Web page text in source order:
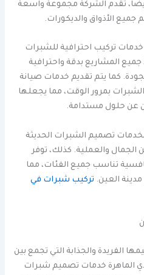
تقدم الشركة مجموعة واسعة
جميع الأذواق والديكورات.
خدمات تركيب احترافية للشبرات
المشاريع بدقة واحترافية
كما يتم تقديم خدمات صيانة
بمرور الوقت، مما يجعلها
عن حلول مستدامة.
لخدمات تصميم الشبرات الحديثة
والعملية. كذلك، توفر
تناسب جميع الفئات، مما
العين. تركيب شبرات في
الفريدة والجذابة التي تجمع بين
الماهرة خدمات تصميم شبرات